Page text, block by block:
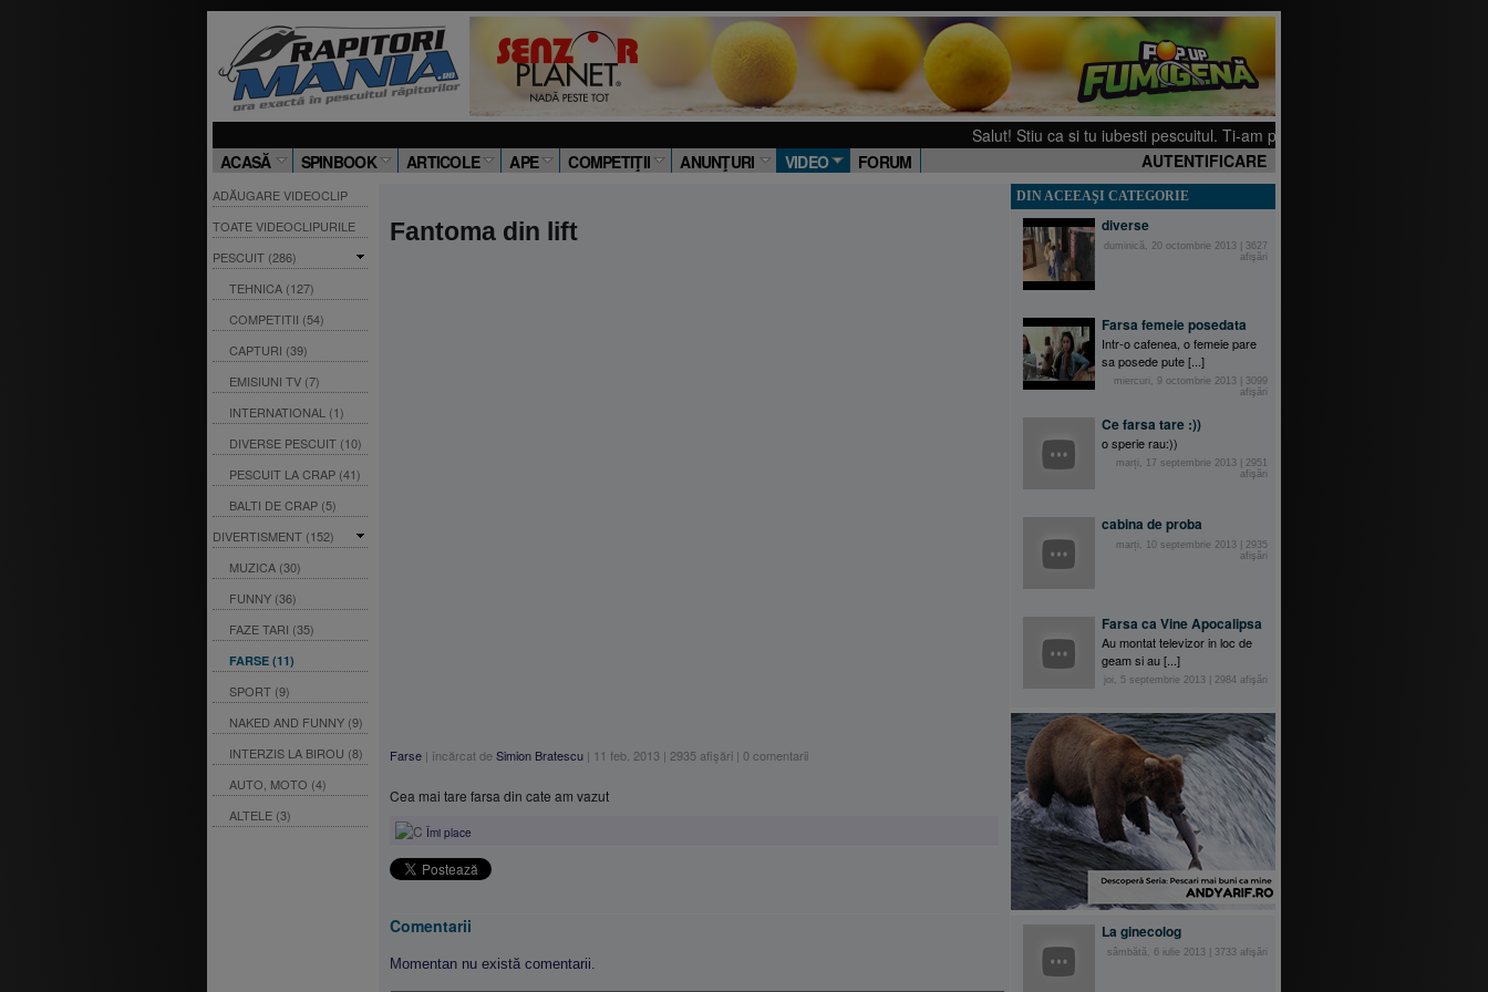
Salut! Stiu ca si tu iubesti pescuitul. Ti-am pregatit cateva filmulete pe
ACASĂ
SPINBOOK ARTICOLE APE COMPETIŢII ANUNŢURI VIDEO FORUM AUTENTIFICARE
ADĂUGARE VIDEOCLIP
TOATE VIDEOCLIPURILE
PESCUIT (286)
TEHNICA (127)
COMPETITII (54)
CAPTURI (39)
EMISIUNI TV (7)
INTERNATIONAL (1)
DIVERSE PESCUIT (10)
PESCUIT LA CRAP (41)
BALTI DE CRAP (5)
DIVERTISMENT (152)
MUZICA (30)
FUNNY (36)
FAZE TARI (35)
FARSE (11)
SPORT (9)
NAKED AND FUNNY (9)
INTERZIS LA BIROU (8)
AUTO, MOTO (4)
ALTELE (3)
Fantoma din lift
Farse | încărcat deSimion Bratescu | 11 feb. 2013 | 2935 afişări | 0comentarii
Cea mai tare farsa din cate am vazut
Îmi place
Comentarii
Momentan nu există comentarii.
DIN ACEEAŞI CATEGORIE
diverse
duminică, 20 octombrie 2013
3627
afişări
Farsa femeie posedata
Intr-o cafenea, o femeie pare
sa posede pute [...]
miercuri, 9 octombrie 2013
3099
afişări
Ce farsa tare :))
o sperie rau:))
marți, 17 septembrie 2013
2951
afişări
cabina de proba
marți, 10 septembrie 2013
2935
afişări
Farsa ca Vine Apocalipsa
Au montat televizor in loc de
geam si au [...]
joi, 5 septembrie 2013 2984 afişări
La ginecolog
sâmbătă, 6 iulie 2013 3733 afişări